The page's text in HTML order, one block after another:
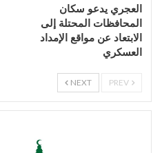
العجري يدعو سكان
المحافظات المحتلة إلى
الابتعاد عن مواقع الإمداد
العسكري
NEXT